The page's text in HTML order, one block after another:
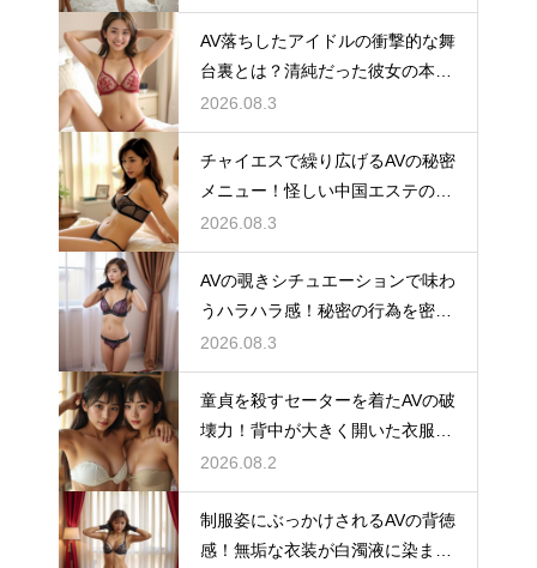
AV落ちしたアイドルの衝撃的な舞
台裏とは？清純だった彼女の本気
の濡れ場
2026.08.3
チャイエスで繰り広げるAVの秘密
メニュー！怪しい中国エステのサ
ービス
2026.08.3
AVの覗きシチュエーションで味わ
うハラハラ感！秘密の行為を密か
に目撃
2026.08.3
童貞を殺すセーターを着たAVの破
壊力！背中が大きく開いた衣服の
誘惑
2026.08.2
制服姿にぶっかけされるAVの背徳
感！無垢な衣装が白濁液に染まる